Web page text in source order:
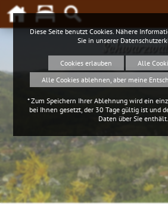
Diese Seite benutzt Cookies. Nähere
Sie in unserer
Cookies erlauben
Alle
Alle Cookies ablehnen, aber meine
* Zum Speichern Ihrer Ablehnung wird ein
bei Ihnen gesetzt, der 30 Tage gültig ist und
Daten über Sie enthält.